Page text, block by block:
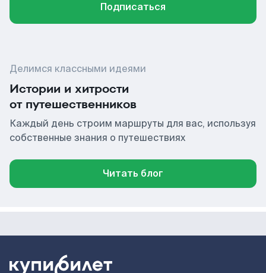
Подписаться
Делимся классными идеями
Истории и хитрости
от путешественников
Каждый день строим маршруты для вас, используя
собственные знания о путешествиях
Читать блог